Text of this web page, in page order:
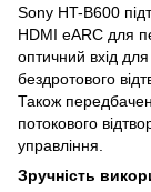
Sony HT-B600
HDMI eARC для
оптичний вхід
бездротового
Також
потокового
управління.
Зручність